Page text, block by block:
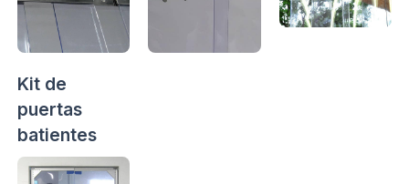
Kit de
puertas
batientes